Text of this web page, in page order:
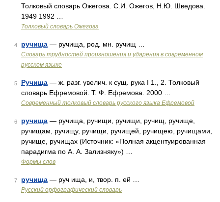
Толковый словарь Ожегова. С.И. Ожегов, Н.Ю. Шведова.
1949 1992 …
Толковый словарь Ожегова
4 ручища — ручища, род. мн. ручищ …
Словарь трудностей произношения и ударения в современном
русском языке
5 Ручища — ж. разг. увелич. к сущ. рука I 1., 2. Толковый
словарь Ефремовой. Т. Ф. Ефремова. 2000 …
Современный толковый словарь русского языка Ефремовой
6 ручища — ручища, ручищи, ручищи, ручищ, ручище,
ручищам, ручищу, ручищи, ручищей, ручищею, ручищами,
ручище, ручищах (Источник: «Полная акцентуированная
парадигма по А. А. Зализняку») …
Формы слов
7 ручища — руч ища, и, твор. п. ей …
Русский орфографический словарь